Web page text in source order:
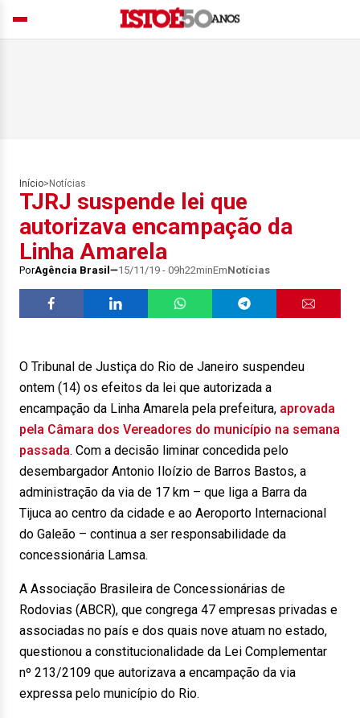
Início> Notícias
TJRJ suspende lei que
autorizava encampação da
Linha Amarela
PorAgência Brasil 15/11/19 - 09h22minEmNotícias
O Tribunal de Justiça do Rio de Janeiro suspendeu
ontem (14) os efeitos da lei que autorizada a
encampação da Linha Amarela pela prefeitura, aprovada
pela Câmara dos Vereadores do município na semana
passada. Com a decisão liminar concedida pelo
desembargador Antonio Iloízio de Barros Bastos, a
administração da via de 17 km – que liga a Barra da
Tijuca ao centro da cidade e ao Aeroporto Internacional
do Galeão – continua a ser responsabilidade da
concessionária Lamsa.
A Associação Brasileira de Concessionárias de
Rodovias (ABCR), que congrega 47 empresas privadas e
associadas no país e dos quais nove atuam no estado,
questionou a constitucionalidade da Lei Complementar
nº 213/2109 que autorizava a encampação da via
expressa pelo município do Rio.